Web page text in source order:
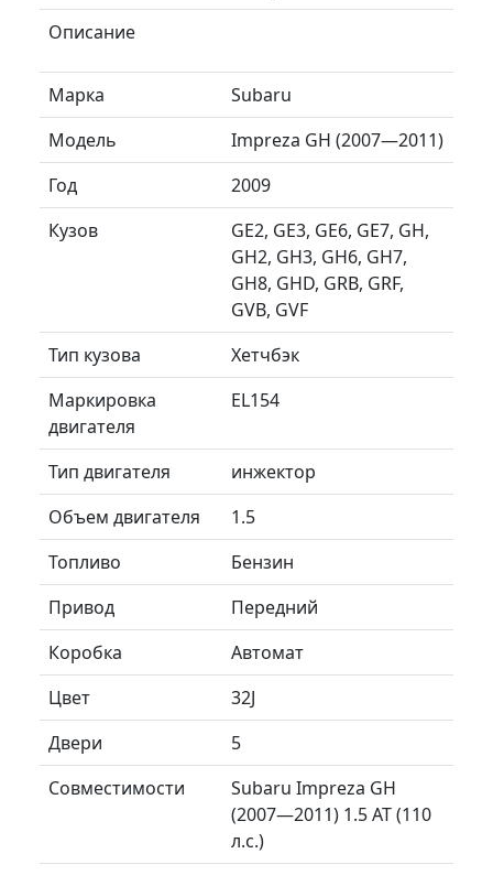
Описание
Марка
Subaru
Модель
Impreza GH (2007—2011)
Год
2009
Кузов
GE2, GE3, GE6, GE7, GH,
GH2, GH3, GH6, GH7,
GH8, GHD, GRB, GRF,
GVB, GVF
Тип кузова
Хетчбэк
Маркировка
двигателя
EL154
Тип двигателя
инжектор
Объем двигателя
1.5
Топливо
Бензин
Привод
Передний
Коробка
Автомат
Цвет
32J
Двери
5
Совместимости
Subaru Impreza GH
(2007—2011) 1.5 AT (110
л.с.)